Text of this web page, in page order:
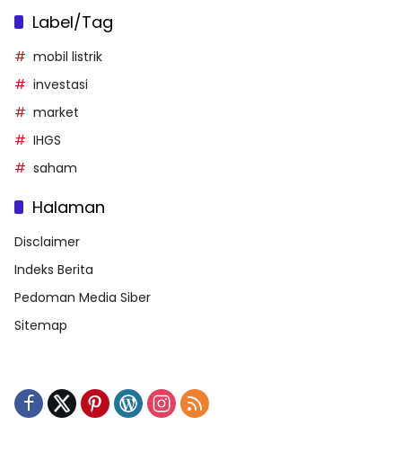
Label/Tag
mobil listrik
investasi
market
IHGS
saham
Halaman
Disclaimer
Indeks Berita
Pedoman Media Siber
Sitemap